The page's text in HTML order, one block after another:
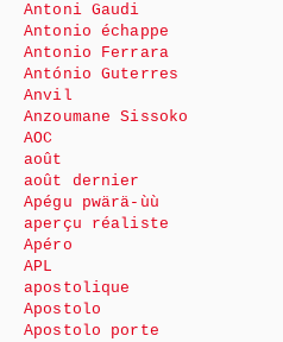
Antoni Gaudi
Antonio échappe
Antonio Ferrara
António Guterres
Anvil
Anzoumane Sissoko
AOC
août
août dernier
Apégu pwärä-ùù
aperçu réaliste
Apéro
APL
apostolique
Apostolo
Apostolo porte